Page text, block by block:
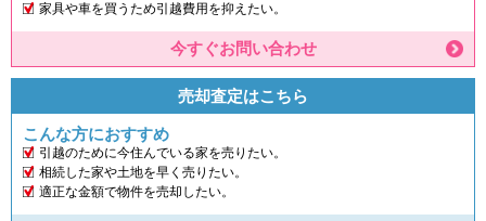
家具や車を買うため引越費用を抑えたい。
今すぐお問い合わせ
売却査定はこちら
こんな方におすすめ
引越のために今住んでいる家を売りたい。
相続した家や土地を早く売りたい。
適正な金額で物件を売却したい。